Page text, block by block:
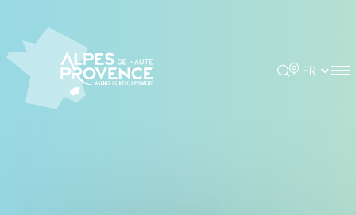
Rechercher
Choisir la